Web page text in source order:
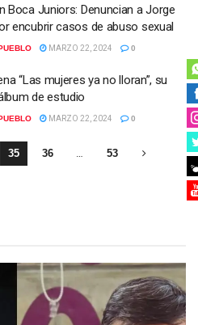
Boca Juniors: Denuncian a Jorge
encubrir casos de abuso sexual
MARZO 22, 2024 0
“Las mujeres ya no lloran”, su
de estudio
MARZO 22, 2024 0
35 36 … 53